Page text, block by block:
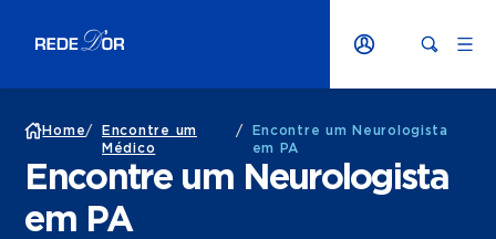
Home/
Encontre um
Médico
/
Encontre um Neurologista
em PA
Encontre um Neurologista
em PA